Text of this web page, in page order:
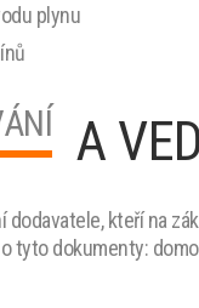
plynu
A
dodavatele, kteří na
tyto dokumenty: